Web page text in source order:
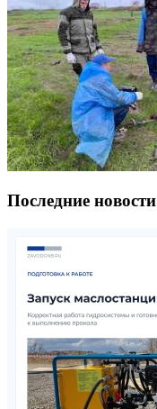
Последние новости